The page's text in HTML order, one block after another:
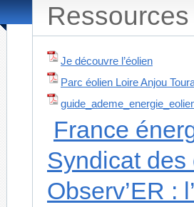
Je découvre l’éolien
Parc éolien Loire Anjou
France
Syndicat
Observ’ER :